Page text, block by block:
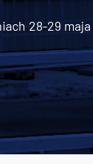
28-29